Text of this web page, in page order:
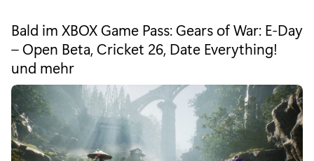
e
r
s
L
e
g
o
e
:
Bald im XBOX Game Pass: Gears of War: E-Day
– Open Beta, Cricket 26, Date Everything!
und mehr